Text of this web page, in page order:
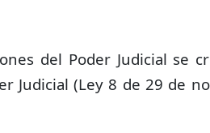
del Poder Judicial
Judicial (Ley 8 de 29 de